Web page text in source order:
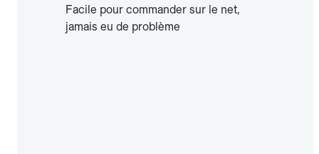
Facile pour commander sur le net,
jamais eu de problème